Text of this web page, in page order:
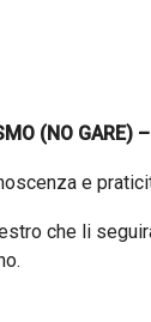
(NO GARE)
e
che li